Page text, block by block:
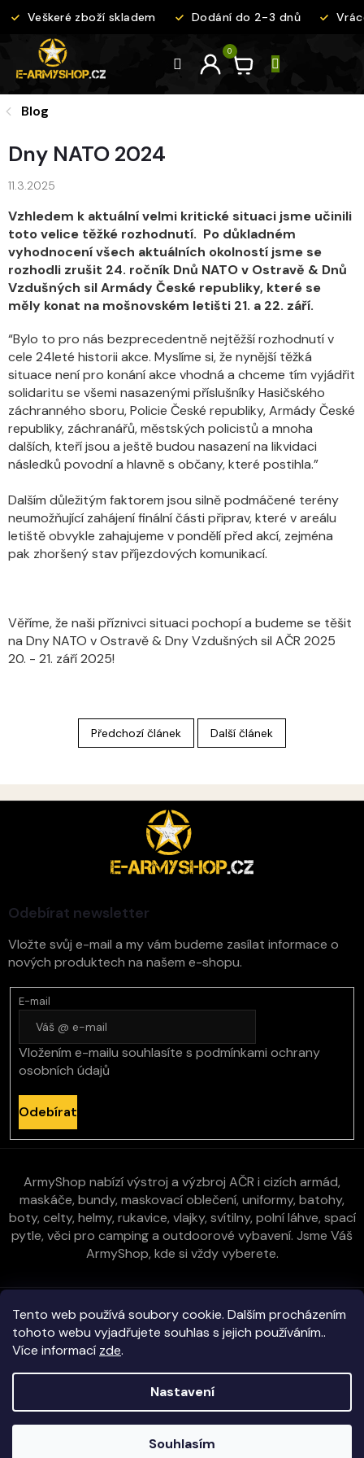
Tento web používá soubory cookie. Dalším procházením
tohoto webu vyjadřujete souhlas s jejich používáním..
Více informací zde.
Nastavení
Souhlasím
na
Veškeré zboží skladem na prodejně i e-shopu!
Veškeré zboží skladem Dodání do 2-3 dnů
Blog
Dny NATO 2024
11.3.2025
Vzhledem k aktuální velmi kritické situaci jsme učinili
toto velice těžké rozhodnutí. Po důkladném
vyhodnocení všech aktuálních okolností jsme se
rozhodli zrušit 24. ročník Dnů NATO v Ostravě & Dnů
Vzdušných sil Armády České republiky, které se
měly konat na mošnovském letišti 21. a 22. září.
“Bylo to pro nás bezprecedentně nejtěžší rozhodnutí v
cele 24leté historii akce. Myslíme si, že nynější těžká
situace není pro konání akce vhodná a chceme tím vyjádřit
solidaritu se všemi nasazenými příslušníky Hasičského
záchranného sboru, Policie České republiky, Armády České
republiky, záchranářů, městských policistů a mnoha
dalších, kteří jsou a ještě budou nasazení na likvidaci
následků povodní a hlavně s občany, které postihla.”
Dalším důležitým faktorem jsou silně podmáčené terény
neumožňující zahájení finální části připrav, které v areálu
letiště obvykle zahajujeme v pondělí před akcí, zejména
pak zhoršený stav příjezdových komunikací.
Věříme, že naši příznivci situaci pochopí a budeme se těšit
na Dny NATO v Ostravě & Dny Vzdušných sil AČR 2025
20. - 21. září 2025!
Předchozí článek Další článek
Odebírat newsletter
Vložte svůj e-mail a my vám budeme zasílat informace o
nových produktech na našem e-shopu.
E-mail
Vložením e-mailu souhlasíte s podmínkami ochrany
osobních údajů
Odebírat
ArmyShop nabízí výstroj a výzbroj AČR i cizích armád,
maskáče, bundy, maskovací oblečení, uniformy, batohy,
boty, celty, helmy, rukavice, vlajky, svítilny, polní láhve, spací
pytle, věci pro camping a outdoorové vybavení. Jsme Váš
ArmyShop, kde si vždy vyberete.
Zákaznická péče
Vše o nákupu
E-ArmyShop.cz . Všechna práva vyhrazena.